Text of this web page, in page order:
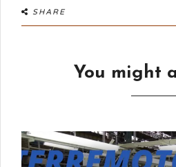
SHARE
You might